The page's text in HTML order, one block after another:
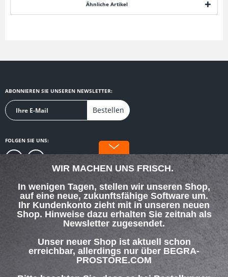
Ähnliche Artikel
ABONNIEREN SIE UNSEREN NEWSLETTER:
Bestellen
FOLGEN SIE UNS:
WIR MACHEN UNS FRISCH.
In wenigen Tagen, stellen wir unseren Shop,
auf eine neue, zukunftsfähige Software um.
Ihr Kundenkonto zieht mit in unseren neuen
Shop. Hinweise dazu erhalten Sie zeitnah als
Newsletter zugesendet.
Unser neuer Shop ist aktuell schon
erreichbar, allerdings nur über BEGRA-
PROSTORE.COM
SERVICE HOTLINE
INFORMATIONEN